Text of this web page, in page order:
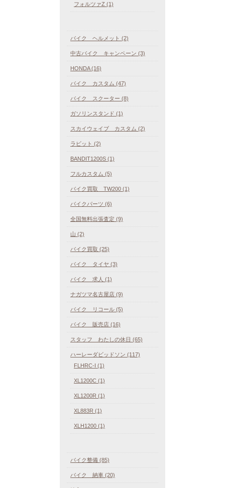
フォルツァZ (1)
バイク ヘルメット (2)
中古バイク キャンペーン (3)
HONDA (16)
バイク カスタム (47)
バイク スクーター (8)
ガソリンスタンド (1)
スカイウェイブ カスタム (2)
ラビット (2)
BANDIT1200S (1)
フルカスタム (5)
バイク買取 TW200 (1)
バイクパーツ (6)
全国無料出張査定 (9)
山 (2)
バイク買取 (25)
バイク タイヤ (3)
バイク 求人 (1)
ナガツマ名古屋店 (9)
バイク リコール (5)
バイク 販売店 (16)
スタッフ わたしの休日 (65)
ハーレーダビッドソン (117)
FLHRC-I (1)
XL1200C (1)
XL1200R (1)
XL883R (1)
XLH1200 (1)
バイク整備 (85)
バイク 納車 (20)